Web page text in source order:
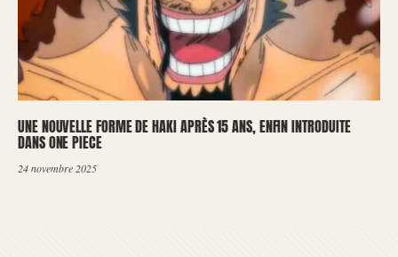
UNE NOUVELLE FORME DE HAKI APRÈS 15 ANS, ENFIN INTRODUITE
DANS ONE PIECE
24 novembre 2025